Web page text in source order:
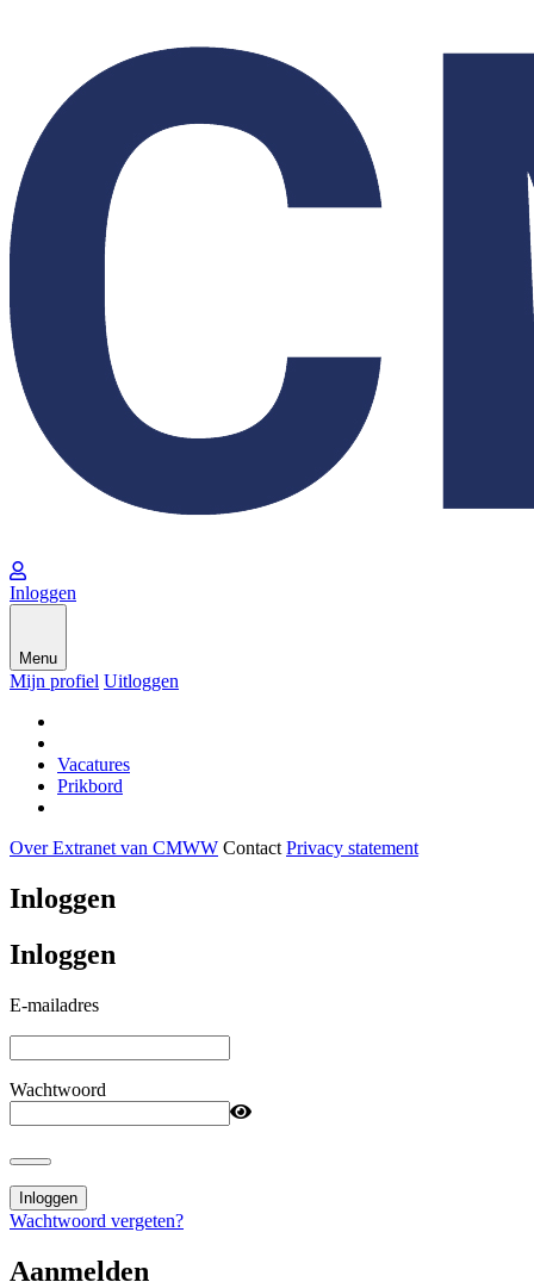
Inloggen
Menu
Mijn profiel Uitloggen
Vacatures
Prikbord
Over Extranet van CMWW Contact Privacy statement
Inloggen
Inloggen
E-mailadres
Wachtwoord
Inloggen
Wachtwoord vergeten?
Aanmelden